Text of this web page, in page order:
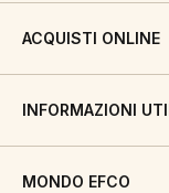
ACQUISTI ONLINE
INFORMAZIONI
MONDO EFCO